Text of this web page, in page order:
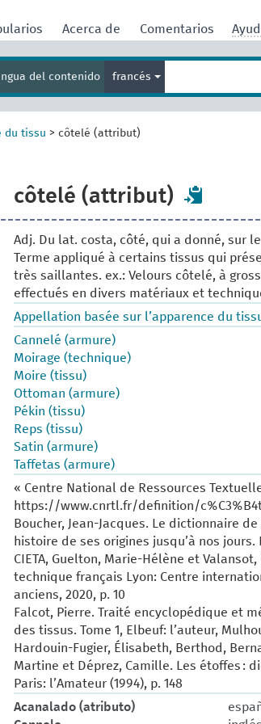
Acerca de Comentarios
del contenido francés
term
du tissu > côtelé (attribut)
côtelé (attribut)
Adj. Du lat. costa, côté, qui a donné, sur
Terme appliqué à certains tissus qui
très saillantes. ex.: Velours côtelé, à
effectués en divers matériaux et
Appellation basée sur l’apparence du
Cannelé (armure)
Moirage (technique)
Moire (tissu)
Ottoman (armure)
Pékin (tissu)
Reps (tissu)
Satin (armure)
Taffetas (armure)
« Centre National de Ressources
https://www.cnrtl.fr/definition/
Boucher, Jean-Jacques. Le dictionnaire
histoire de ses origines jusqu’à nos jours.
CIETA, Guelton, Marie-Hélène et
technique français Lyon: Centre
anciens, 2020, p. 10
Falcot, Pierre. Traité encyclopédique et
des tissus. Tome 1, Elbeuf: l’auteur,
Hardouin-Fugier, Élisabeth, Berthod,
Martine et Déprez, Camille. Les étoffes :
Paris: l’Amateur (1994), p. 148
Acanalado (atributo)